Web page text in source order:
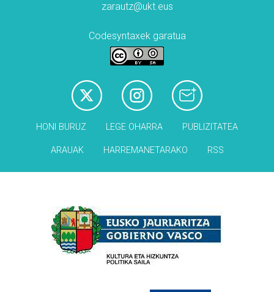
zarautz@ukt.eus
Codesyntaxek garatua
HONI BURUZ LEGE OHARRA PUBLIZITATEA
ARAUAK HARREMANETARAKO RSS